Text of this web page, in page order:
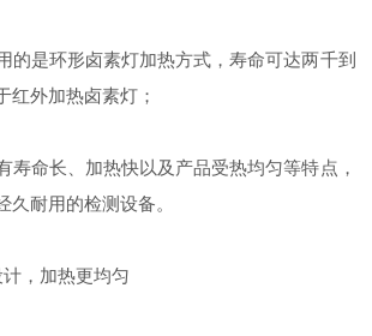
是环形卤素灯加热方式，寿命可达两千到
红外加热卤素灯；
命长、加热快以及产品受热均匀等特点，
久耐用的检测设备。
，加热更均匀